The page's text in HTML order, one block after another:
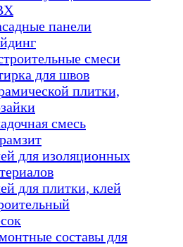
панели
смеси
для швов
плитки,
смесь
для изоляционных
для плитки, клей
составы для